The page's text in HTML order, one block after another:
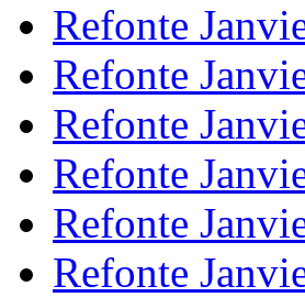
Refonte
Refonte
Refonte
Refonte
Refonte
Refonte